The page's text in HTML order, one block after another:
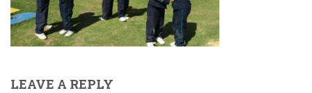
LEAVE A REPLY